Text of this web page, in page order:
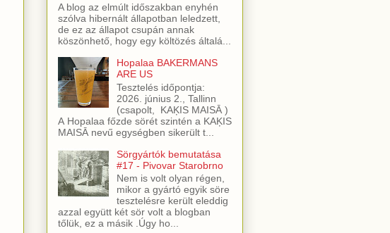
A blog az elmúlt időszakban enyhén
szólva hibernált állapotban leledzett,
de ez az állapot csupán annak
köszönhető, hogy egy költözés általá...
Hopalaa BAKERMANS
ARE US
Tesztelés időpontja:
2026. június 2., Tallinn
(csapolt, KAĶIS MAISĀ )
A Hopalaa főzde sörét szintén a KAĶIS
MAISĀ nevű egységben sikerült t...
Sörgyártók bemutatása
#17 - Pivovar Starobrno
Nem is volt olyan régen,
mikor a gyártó egyik söre
tesztelésre került eleddig
azzal együtt két sör volt a blogban
tőlük, ez a másik .Úgy ho...